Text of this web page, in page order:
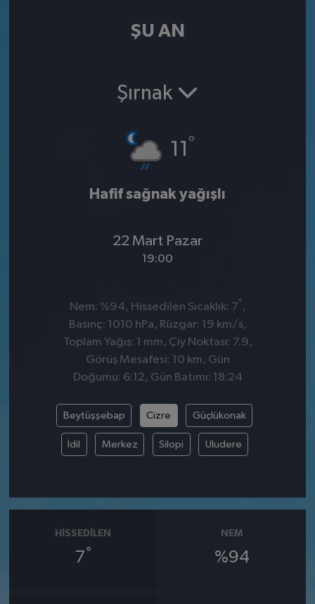
ŞU AN
Şırnak
11 °
Hafif sağnak yağışlı
22 Mart Pazar
19:00
Nem: %94, Hissedilen Sıcaklık: 7° ,
Basınç: 1010 hPa, Rüzgar: 19 km/s,
Toplam Yağış: 1 mm, Çiy Noktası: 7.9,
Görüş Mesafesi: 10 km, Gün
Doğumu: 6:12, Gün Batımı: 18:24
Beytüşşebap Cizre Güçlükonak
İdil Merkez Silopi Uludere
HISSEDILEN
7°
NEM
%94